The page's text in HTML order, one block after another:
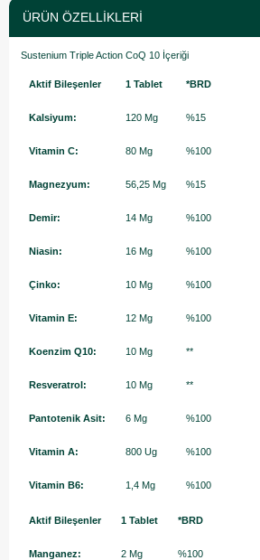
ÜRÜN ÖZELLIKLERI
Sustenium Triple Action CoQ 10 İçeriği
Aktif Bileşenler 1 Tablet *BRD
Kalsiyum: 120 Mg %15
Vitamin C: 80 Mg %100
Magnezyum: 56,25 Mg %15
Demir: 14 Mg %100
Niasin: 16 Mg %100
Çinko: 10 Mg %100
Vitamin E: 12 Mg %100
Koenzim Q10: 10 Mg **
Resveratrol: 10 Mg **
Pantotenik Asit: 6 Mg %100
Vitamin A: 800 Ug %100
Vitamin B6: 1,4 Mg %100
Aktif Bileşenler 1 Tablet *BRD
Manganez: 2 Mg %100